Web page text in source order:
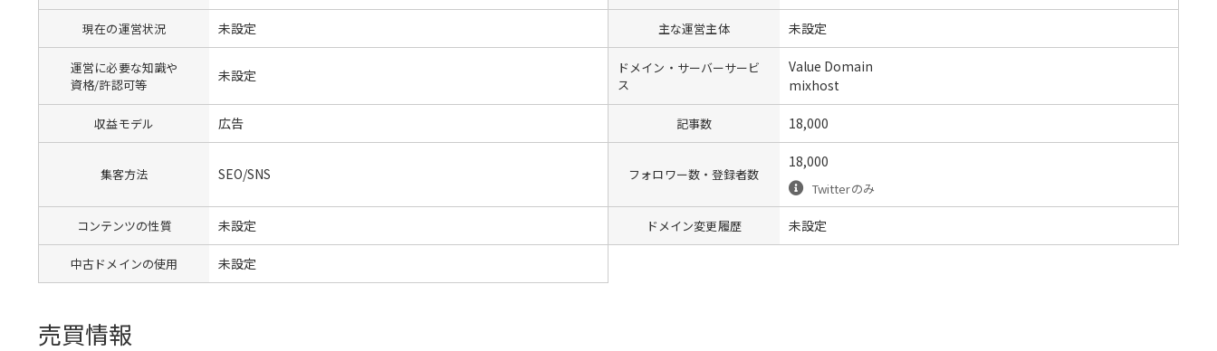
現在の運営状況 未設定 主な運営主体 未設定
運営に必要な知識や
資格/許認可等
未設定
ドメイン・サーバーサービ
ス
Value Domain
mixhost
収益モデル 広告 記事数 18,000
集客方法 SEO/SNS フォロワー数・登録者数
18,000
Twitterのみ
コンテンツの性質 未設定 ドメイン変更履歴 未設定
中古ドメインの使用 未設定
売買情報